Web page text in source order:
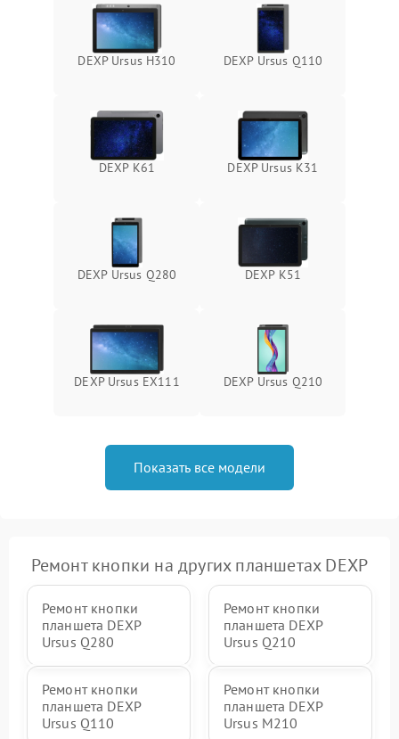
Сенсорное управление
Проблемы с механикой
Кнопки и органы управления
DEXP Ursus H310 DEXP Ursus Q110
DEXP K61 DEXP Ursus K31
DEXP Ursus Q280 DEXP K51
DEXP Ursus EX111 DEXP Ursus Q210
Показать все модели
Ремонт кнопки на других планшетах DEXP
Ремонт кнопки
планшета DEXP
Ursus Q280
Ремонт кнопки
планшета DEXP
Ursus Q210
Ремонт кнопки
планшета DEXP
Ursus Q110
Ремонт кнопки
планшета DEXP
Ursus M210